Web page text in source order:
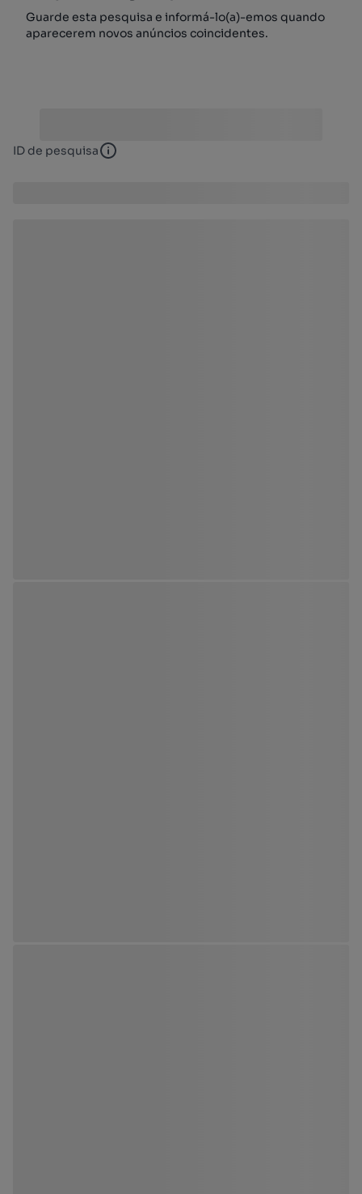
Guarde esta pesquisa e informá-lo(a)-emos quando
aparecerem novos anúncios coincidentes.
ID de pesquisa ID de pesquisa